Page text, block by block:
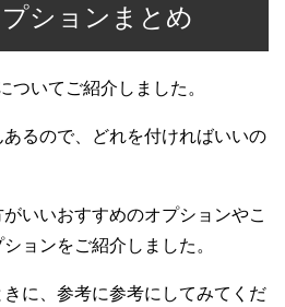
ションまとめ
ついてご紹介しました。
るので、どれを付ければいいの
いいおすすめのオプションやこ
ョンをご紹介しました。
に、参考に参考にしてみてくだ